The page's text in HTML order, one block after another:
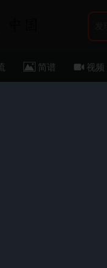
简谱 视频